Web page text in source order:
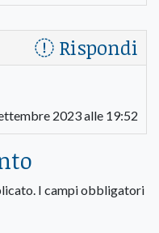
Rispondi
2023 alle 19:52
I campi obbligatori